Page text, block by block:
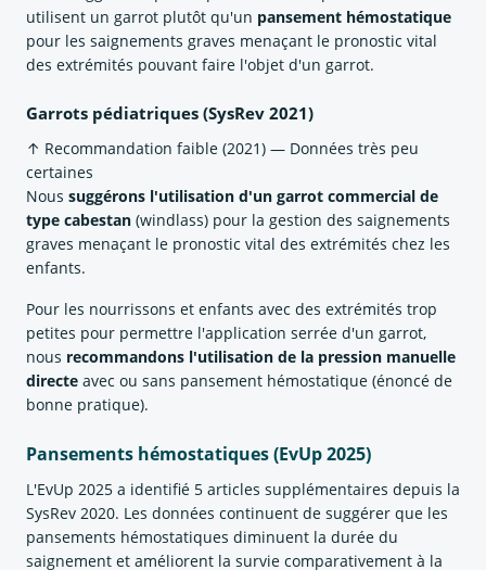
utilisent un garrot plutôt qu'un pansement hémostatique
pour les saignements graves menaçant le pronostic vital
des extrémités pouvant faire l'objet d'un garrot.
Garrots pédiatriques (SysRev 2021)
↑ Recommandation faible (2021) — Données très peu
certaines
Nous suggérons l'utilisation d'un garrot commercial de
type cabestan (windlass) pour la gestion des saignements
graves menaçant le pronostic vital des extrémités chez les
enfants.
Pour les nourrissons et enfants avec des extrémités trop
petites pour permettre l'application serrée d'un garrot,
nous recommandons l'utilisation de la pression manuelle
directe avec ou sans pansement hémostatique (énoncé de
bonne pratique).
Pansements hémostatiques (EvUp 2025)
L'EvUp 2025 a identifié 5 articles supplémentaires depuis la
SysRev 2020. Les données continuent de suggérer que les
pansements hémostatiques diminuent la durée du
saignement et améliorent la survie comparativement à la